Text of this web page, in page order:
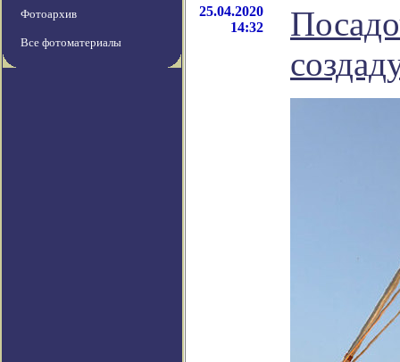
Фотоархив
Все фотоматериалы
25.04.2020
14:32